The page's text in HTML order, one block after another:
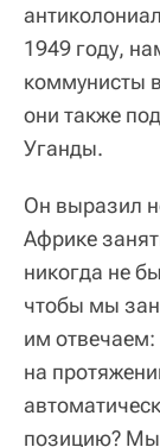
1949 году,
коммунисты
они также
Уганды.
Он выразил
Африке
никогда не
чтобы мы
им
на
позицию? Мы